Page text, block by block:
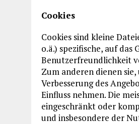
Cookies
Cookies sind kleine
o.ä.) spezifische, auf
Benutzerfreundlichkeit
Zum anderen dienen
Verbesserung des
Einfluss nehmen. Die
eingeschränkt oder
und insbesondere der